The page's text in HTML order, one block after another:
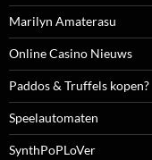
Marilyn Amaterasu
Online Casino Nieuws
Paddos & Truffels kopen?
Speelautomaten
SynthPoPLoVer